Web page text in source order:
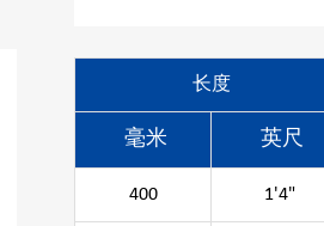
长度
毫米
英尺
400 1'4"